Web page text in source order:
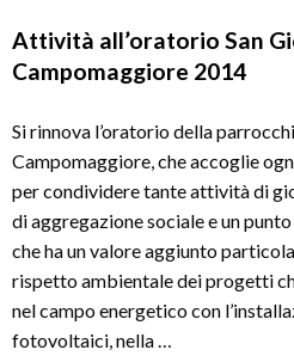
Attività all’oratorio San
Campomaggiore 2014
Si rinnova l’oratorio della
Campomaggiore, che accoglie
per condividere tante attività di
di aggregazione sociale e un
che ha un valore aggiunto
rispetto ambientale dei progetti
nel campo energetico con
fotovoltaici, nella …